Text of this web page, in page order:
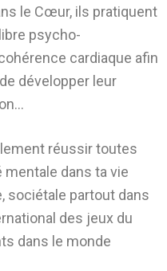
le Cœur, ils pratiquent
psycho-
cardiaque afin
développer leur
réussir toutes
dans ta vie
sociétale partout dans
des jeux du
dans le monde